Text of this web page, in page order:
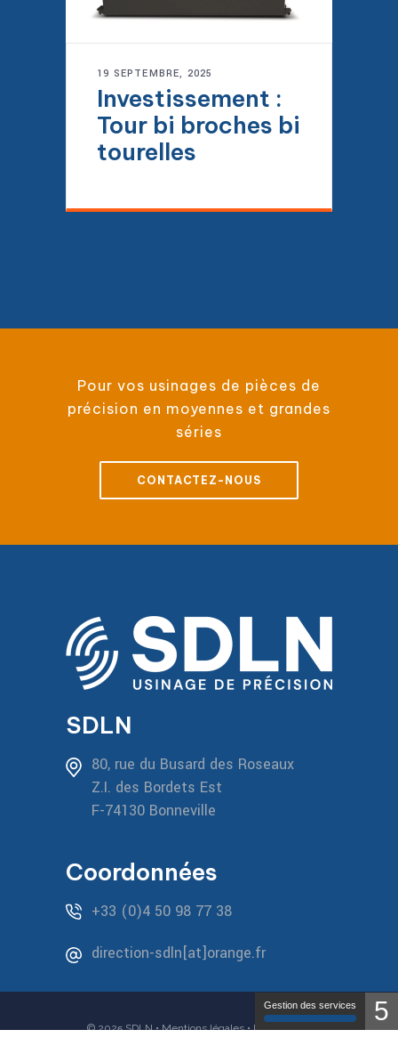
Investissement :
Tour bi broches bi
tourelles
19 SEPTEMBRE, 2025
Pour vos usinages de pièces de
précision en moyennes et grandes
séries
CONTACTEZ-NOUS
SDLN
80, rue du Busard des Roseaux
Z.I. des Bordets Est
F-74130 Bonneville
Coordonnées
+33 (0)4 50 98 77 38
direction-sdln[at]orange.fr
© 2025 SDLN •Mentions légales•Politique de
Gestion des services 5